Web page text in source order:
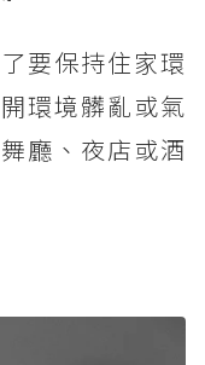
要保持住家環
環境髒亂或氣
廳、夜店或酒